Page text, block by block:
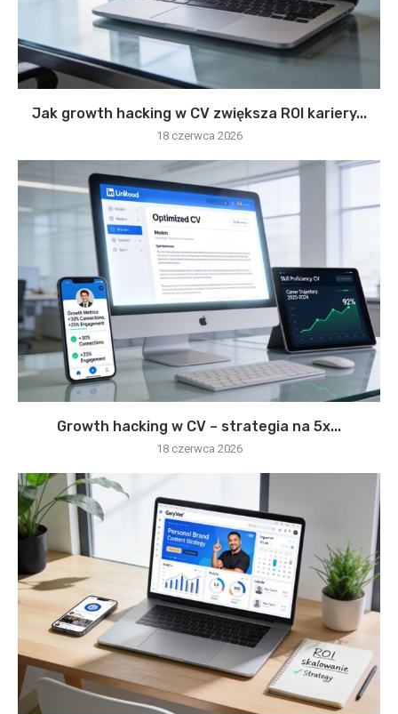
Jak growth hacking w CV zwiększa ROI kariery...
18 czerwca 2026
Growth hacking w CV – strategia na 5x...
18 czerwca 2026